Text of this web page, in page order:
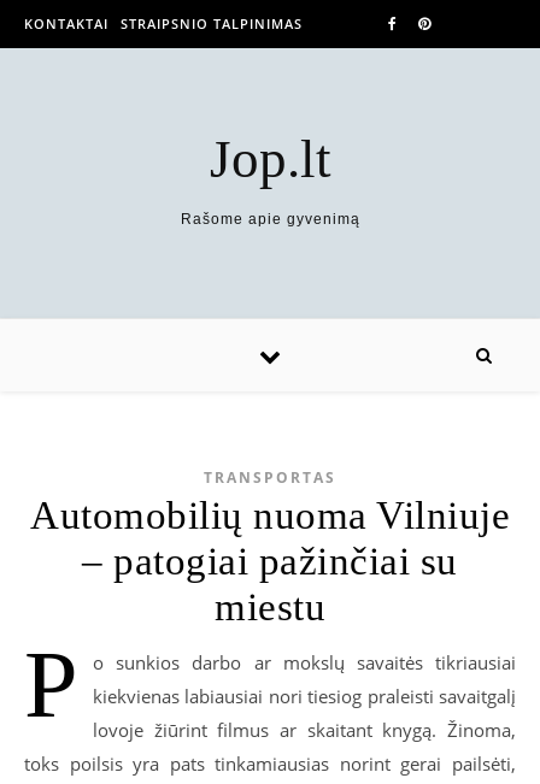
KONTAKTAI STRAIPSNIO TALPINIMAS
Jop.lt
Rašome apie gyvenimą
TRANSPORTAS
Automobilių nuoma Vilniuje
– patogiai pažinčiai su
miestu
P
o sunkios darbo ar mokslų savaitės tikriausiai
kiekvienas labiausiai nori tiesiog praleisti savaitgalį
lovoje žiūrint filmus ar skaitant knygą. Žinoma,
toks poilsis yra pats tinkamiausias norint gerai pailsėti,